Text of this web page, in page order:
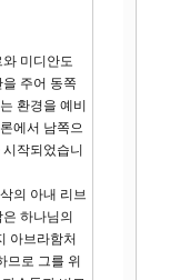
미디안도
주어 동쪽
환경을 예비
에서 남쪽으
작되었습니
의 아내 리브
하나님의
아브라함처
므로 그를 위